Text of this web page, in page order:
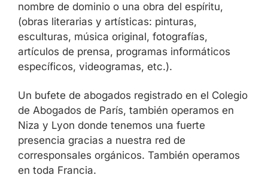
nombre de dominio o una obra del espíritu,
(obras literarias y artísticas: pinturas,
esculturas, música original, fotografías,
artículos de prensa, programas informáticos
específicos, videogramas, etc.).
Un bufete de abogados registrado en el Colegio
de Abogados de París, también operamos en
Niza y Lyon donde tenemos una fuerte
presencia gracias a nuestra red de
corresponsales orgánicos. También operamos
en toda Francia.